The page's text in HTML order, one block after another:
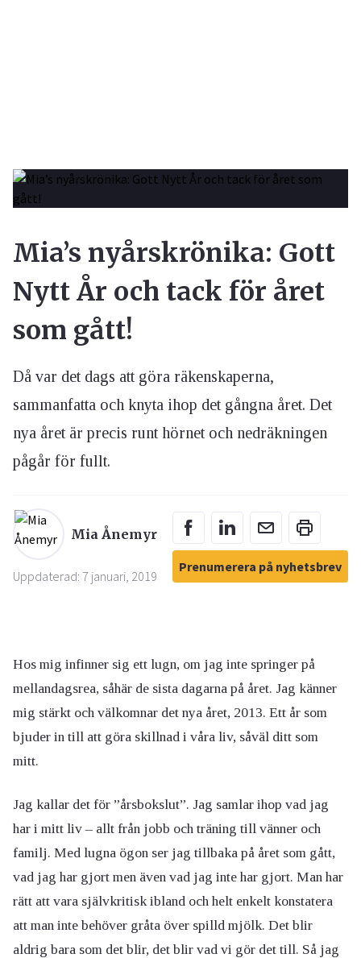
Mia’s nyårskrönika: Gott
Nytt År och tack för året
som gått!
Då var det dags att göra räkenskaperna,
sammanfatta och knyta ihop det gångna året. Det
nya året är precis runt hörnet och nedräkningen
pågår för fullt.
Mia Ånemyr
Uppdaterad: 7 januari, 2019
Prenumerera på nyhetsbrev
Hos mig infinner sig ett lugn, om jag inte springer på
mellandagsrea, såhär de sista dagarna på året. Jag känner
mig stärkt och välkomnar det nya året, 2013. Ett år som
bjuder in till att göra skillnad i våra liv, såväl ditt som
mitt.
Jag kallar det för ”årsbokslut”. Jag samlar ihop vad jag
har i mitt liv – allt från jobb och träning till vänner och
familj. Med lugna ögon ser jag tillbaka på året som gått,
vad jag har gjort men även vad jag inte har gjort. Man har
rätt att vara självkritisk ibland och helt enkelt konstatera
att man inte behöver gråta över spilld mjölk. Det blir
aldrig bara som det blir, det blir vad vi gör det till. Så jag